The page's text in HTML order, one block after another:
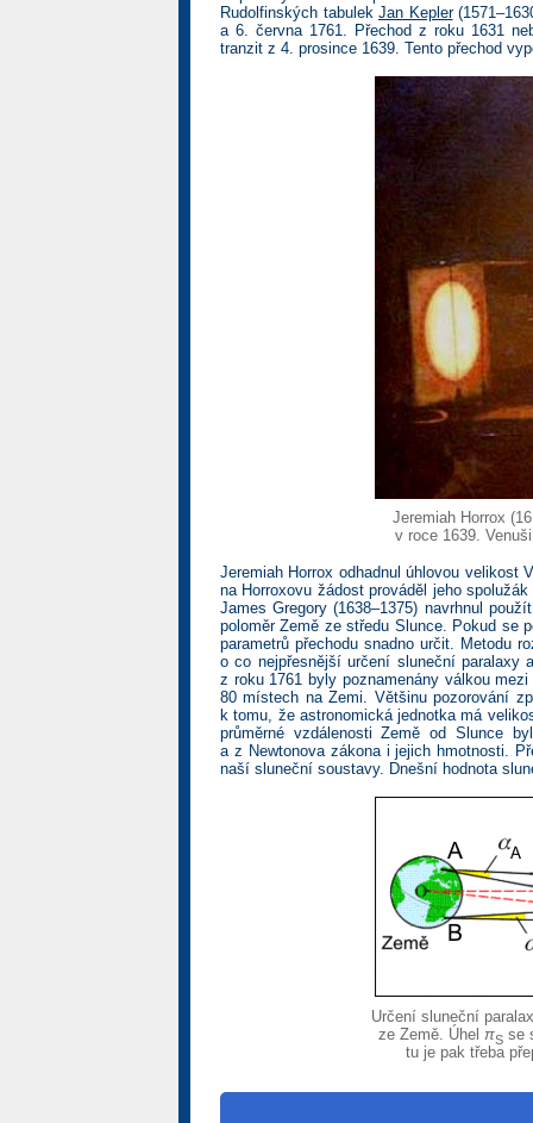
Rudolfinských tabulek Jan Kepler
a 6. června 1761. Přechod z roku 1631
tranzit z 4. prosince 1639. Tento přechod
Jeremiah Horrox
v roce 1639.
Jeremiah Horrox odhadnul úhlovou velikost
na Horroxovu žádost prováděl jeho
James Gregory (1638–1375) navrhnul
poloměr Země ze středu Slunce. Pokud se
parametrů přechodu snadno určit. Metodu
o co nejpřesnější určení sluneční paralaxy
z roku 1761 byly poznamenány válkou
80 místech na Zemi. Většinu pozorování
k tomu, že astronomická jednotka má
průměrné vzdálenosti Země od Slunce
a z Newtonova zákona i jejich hmotnosti.
naší sluneční soustavy. Dnešní hodnota
Určení sluneční
ze Země. Úhel πSse
tu je pak třeba